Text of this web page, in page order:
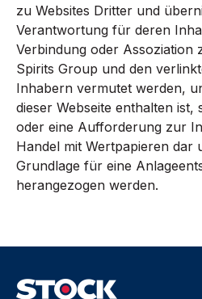
zu Websites Dritter und
Verantwortung für deren
Verbindung oder Assoziation
Spirits Group und den
Inhabern vermutet werden,
dieser Webseite enthalten ist,
oder eine Aufforderung zur
Handel mit Wertpapieren dar
Grundlage für eine
herangezogen werden.